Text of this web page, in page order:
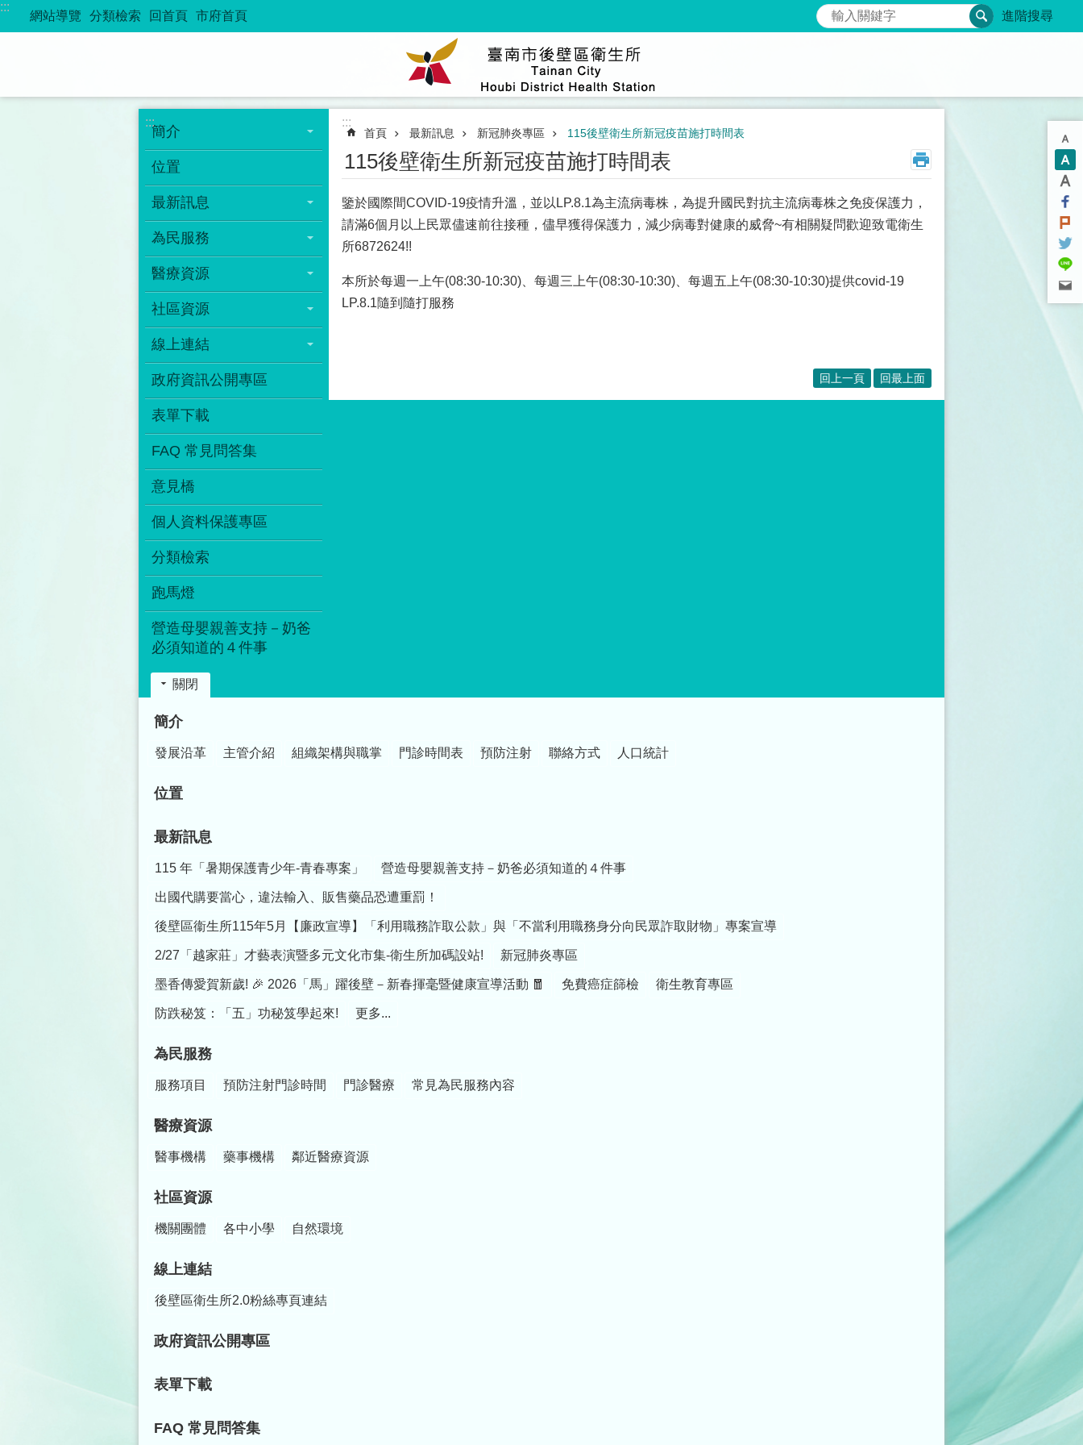
跳到主要內容區塊
:::
網站導覽 分類檢索 回首頁 市府首頁 搜尋 進階搜尋
:::
簡介
位置
最新訊息
為民服務
醫療資源
社區資源
線上連結
政府資訊公開專區
表單下載
FAQ 常見問答集
意見橋
個人資料保護專區
分類檢索
跑馬燈
營造母嬰親善支持－奶爸
必須知道的４件事
:::
首頁 最新訊息 新冠肺炎專區 115後壁衛生所新冠疫苗施打時間表
115後壁衛生所新冠疫苗施打時間表
鑒於國際間COVID-19疫情升溫，並以LP.8.1為主流病毒株，為提升國民對抗主流病毒株之免疫保護力，
請滿6個月以上民眾儘速前往接種，儘早獲得保護力，減少病毒對健康的威脅~有相關疑問歡迎致電衛生
所6872624!!
本所於每週一上午(08:30-10:30)、每週三上午(08:30-10:30)、每週五上午(08:30-10:30)提供covid-19
LP.8.1隨到隨打服務
回上一頁 回最上面
關閉
簡介
發展沿革 主管介紹 組織架構與職掌 門診時間表 預防注射 聯絡方式 人口統計
位置
最新訊息
115 年「暑期保護青少年-青春專案」 營造母嬰親善支持－奶爸必須知道的４件事
出國代購要當心，違法輸入、販售藥品恐遭重罰！
後壁區衞生所115年5月【廉政宣導】「利用職務詐取公款」與「不當利用職務身分向民眾詐取財物」專案宣導
2/27「越家莊」才藝表演暨多元文化市集-衛生所加碼設站! 新冠肺炎專區
墨香傳愛賀新歲! 🎉 2026「馬」躍後壁－新春揮毫暨健康宣導活動 🧧 免費癌症篩檢 衛生教育專區
防跌秘笈：「五」功秘笈學起來! 更多...
為民服務
服務項目 預防注射門診時間 門診醫療 常見為民服務內容
醫療資源
醫事機構 藥事機構 鄰近醫療資源
社區資源
機關團體 各中小學 自然環境
線上連結
後壁區衛生所2.0粉絲專頁連結
政府資訊公開專區
表單下載
FAQ 常見問答集